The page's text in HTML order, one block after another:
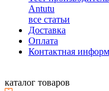
Antutu
все статьи
Доставка
Оплата
Контактная
каталог товаров